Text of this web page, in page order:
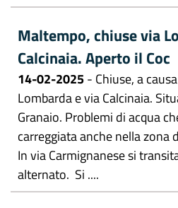
Maltempo, chiuse via
Calcinaia. Aperto il Coc
14-02-2025- Chiuse, a
Lombarda e via Calcinaia.
Granaio. Problemi di acqua
carreggiata anche nella zona
In via Carmignanese si
alternato. Si ....